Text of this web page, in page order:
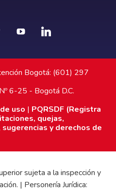
Bogotá: (601) 297
6-25 - Bogotá D.C.
uso | PQRSDF (Registra
quejas,
y derechos de
sujeta a la inspección y
| Personería Jurídica: